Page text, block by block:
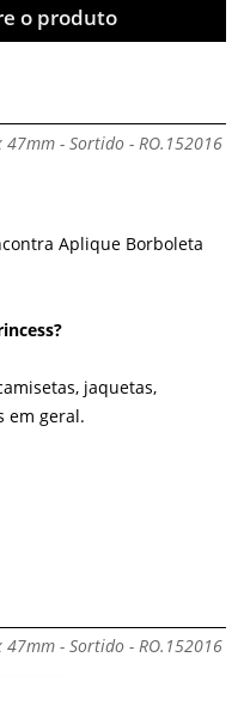
o produto
- Sortido - RO.152016
Aplique Borboleta
jaquetas,
em geral.
- Sortido - RO.152016